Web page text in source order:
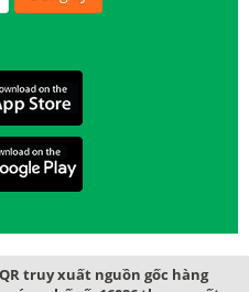
truy xuất nguồn gốc hàng